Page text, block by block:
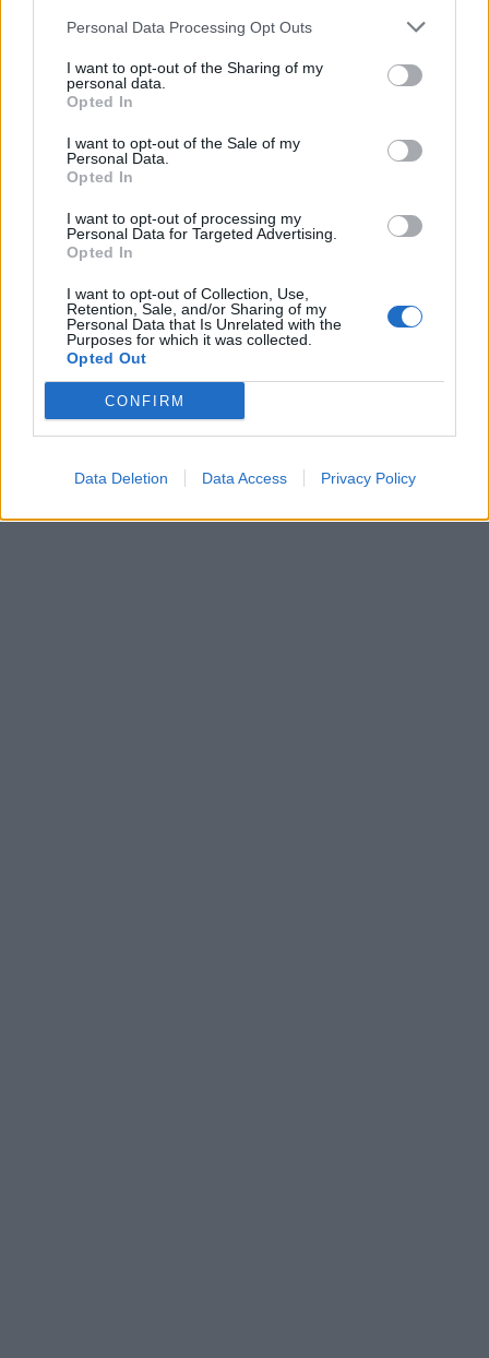
Personal Data Processing Opt Outs
I want to opt-out of the Sharing of my
personal data.
Opted In
I want to opt-out of the Sale of my
Personal Data.
Opted In
I want to opt-out of processing my
Personal Data for Targeted Advertising.
Opted In
I want to opt-out of Collection, Use,
Retention, Sale, and/or Sharing of my
Personal Data that Is Unrelated with the
Purposes for which it was collected.
Opted Out
CONFIRM
Data Deletion Data Access Privacy Policy
In evidenza